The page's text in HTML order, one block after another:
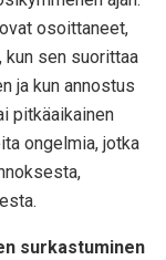
osoittaneet,
sen suorittaa
ja kun annostus
pitkäaikainen
ongelmia, jotka
surkastuminen